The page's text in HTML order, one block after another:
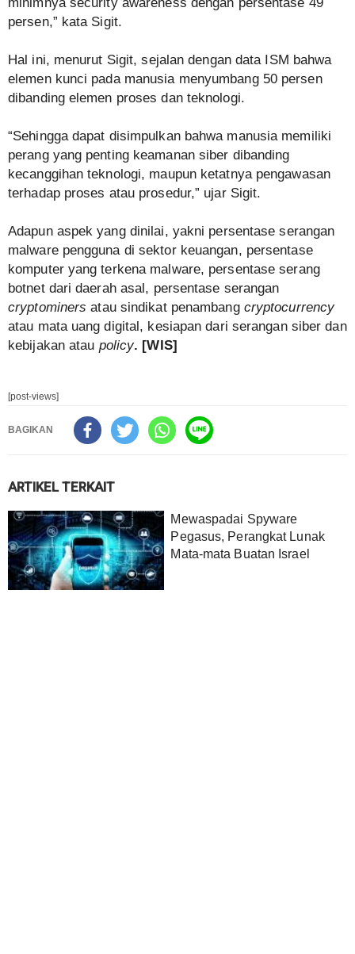
persen,” kata Sigit.
Hal ini, menurut Sigit, sejalan dengan data ISM bahwa
elemen kunci pada manusia menyumbang 50 persen
dibanding elemen proses dan teknologi.
“Sehingga dapat disimpulkan bahwa manusia memiliki
perang yang penting keamanan siber dibanding
kecanggihan teknologi, maupun ketatnya pengawasan
terhadap proses atau prosedur,” ujar Sigit.
Adapun aspek yang dinilai, yakni persentase serangan
malware pengguna di sektor keuangan, persentase
komputer yang terkena malware, persentase serang
botnet dari daerah asal, persentase serangan
cryptominers atau sindikat penambang cryptocurrency
atau mata uang digital, kesiapan dari serangan siber dan
kebijakan atau policy. [WIS]
[post-views]
BAGIKAN
ARTIKEL TERKAIT
Mewaspadai Spyware
Pegasus, Perangkat Lunak
Mata-mata Buatan Israel